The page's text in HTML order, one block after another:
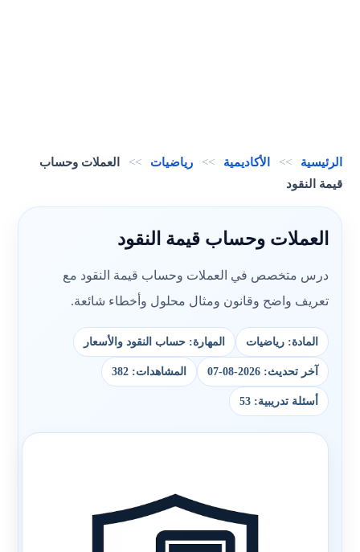
الرئيسية >> الأكاديمية >> رياضيات >>
العملات وحساب
قيمة النقود
العملات وحساب قيمة النقود
درس متخصص في العملات وحساب قيمة النقود مع
تعريف واضح وقانون ومثال محلول وأخطاء شائعة.
المادة: رياضيات المهارة: حساب النقود والأسعار
آخر تحديث: 2026-08-07 المشاهدات: 382
أسئلة تدريبية: 53